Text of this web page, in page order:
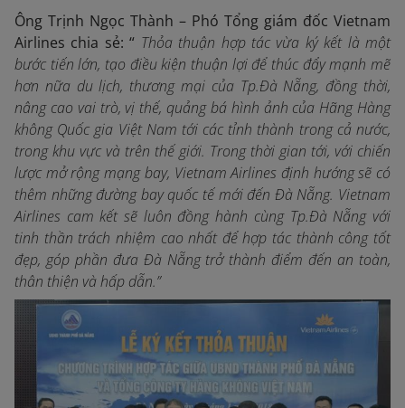
Ông Trịnh Ngọc Thành – Phó Tổng giám đốc Vietnam
Airlines chia sẻ: “ Thỏa thuận hợp tác vừa ký kết là một
bước tiến lớn, tạo điều kiện thuận lợi để thúc đẩy mạnh mẽ
hơn nữa du lịch, thương mại của Tp.Đà Nẵng, đồng thời,
nâng cao vai trò, vị thế, quảng bá hình ảnh của Hãng Hàng
không Quốc gia Việt Nam tới các tỉnh thành trong cả nước,
trong khu vực và trên thế giới. Trong thời gian tới, với chiến
lược mở rộng mạng bay, Vietnam Airlines định hướng sẽ có
thêm những đường bay quốc tế mới đến Đà Nẵng. Vietnam
Airlines cam kết sẽ luôn đồng hành cùng Tp.Đà Nẵng với
tinh thần trách nhiệm cao nhất để hợp tác thành công tốt
đẹp, góp phần đưa Đà Nẵng trở thành điểm đến an toàn,
thân thiện và hấp dẫn.”